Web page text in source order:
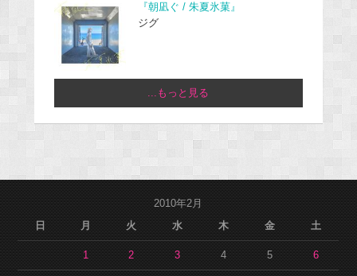
『朝凪ぐ / 朱夏氷菓』
ジグ
...もっと見る
2010年2月
日
月 火 水 木 金 土
1 2 3 4 5 6